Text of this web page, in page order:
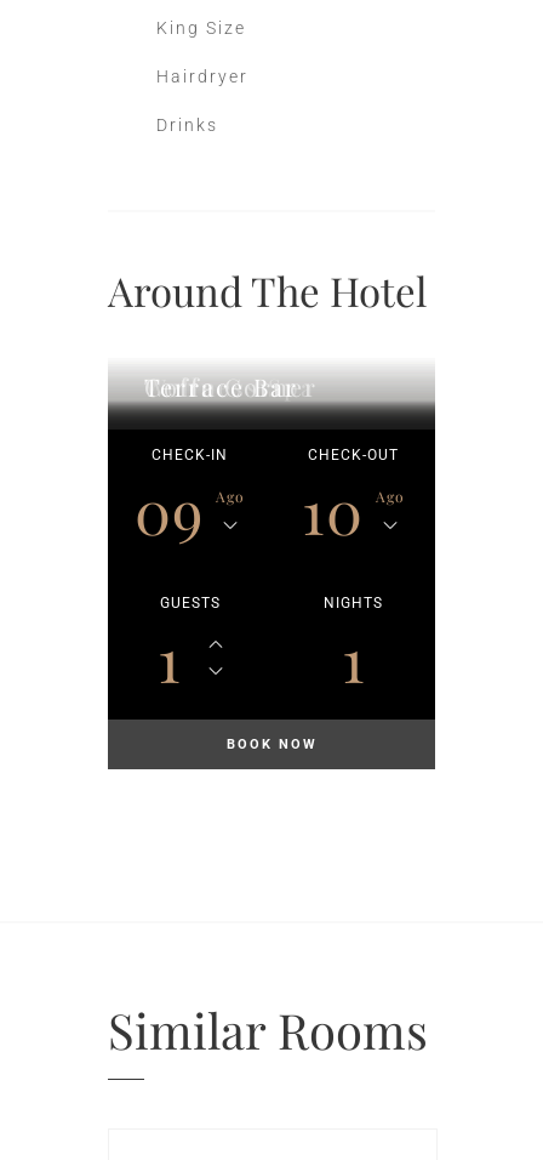
King Size
Hairdryer
Drinks
Around The Hotel
Wellness Spa
Coffe Corner
Terrace Bar
CHECK-IN
09 Ago
CHECK-OUT
10 Ago
GUESTS
1
NIGHTS
1
SimilarRooms